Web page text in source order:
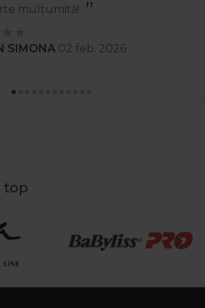
mulțumită!
SIMONA 02 feb. 2026
top